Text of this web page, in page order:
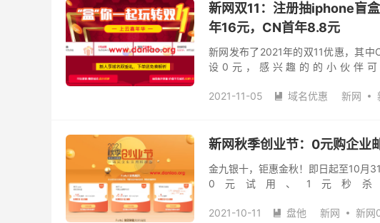
新网双11：注册抽iphone盲
年16元，CN首年8.8元
新网发布了2021年的双11优惠，其
设0元，感兴趣的的小伙伴
2021-11-05  域名优惠 新网
新网秋季创业节：0元购企业
金九银十，钜惠金秋！即日起至10月
0元试用、1元秒
2021-10-11  盘他 新网 新网